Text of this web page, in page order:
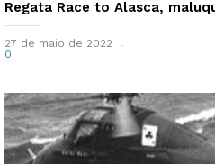
Regata Race to Alasca,
27 de maio de 2022
0